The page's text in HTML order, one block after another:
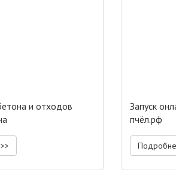
и отходов
Запуск
пчёл.рф